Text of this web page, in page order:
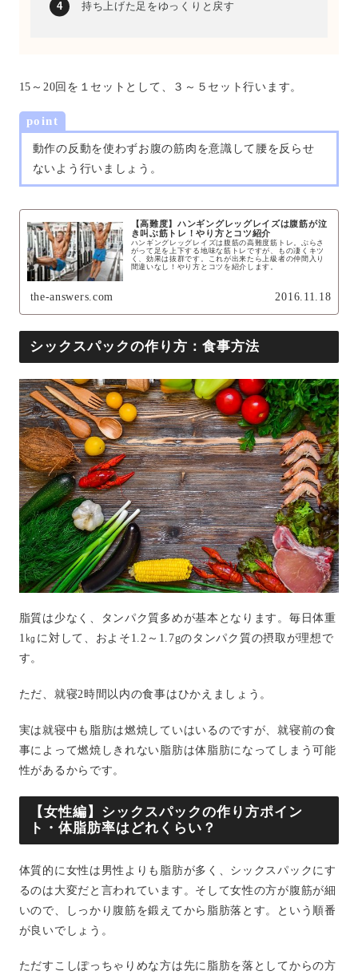
持ち上げた足をゆっくりと戻す
15～20回を１セットとして、３～５セット行います。
point
動作の反動を使わずお腹の筋肉を意識して腰を反らせ
ないよう行いましょう。
【高難度】ハンギングレッグレイズは腹筋が泣
き叫ぶ筋トレ！やり方とコツ紹介
ハンギングレッグレイズは腹筋の高難度筋トレ。ぶらさ
がって足を上下する地味な筋トレですが、もの凄くキツ
く、効果は抜群です。これが出来たら上級者の仲間入り
間違いなし！やり方とコツを紹介します。
the-answers.com 2016.11.18
シックスパックの作り方：食事方法
脂質は少なく、タンパク質多めが基本となります。毎日体重
1㎏に対して、およそ1.2～1.7gのタンパク質の摂取が理想で
す。
ただ、就寝2時間以内の食事はひかえましょう。
実は就寝中も脂肪は燃焼していはいるのですが、就寝前の食
事によって燃焼しきれない脂肪は体脂肪になってしまう可能
性があるからです。
【女性編】シックスパックの作り方ポイン
ト・体脂肪率はどれくらい？
体質的に女性は男性よりも脂肪が多く、シックスパックにす
るのは大変だと言われています。そして女性の方が腹筋が細
いので、しっかり腹筋を鍛えてから脂肪落とす。という順番
が良いでしょう。
ただすこしぽっちゃりめな方は先に脂肪を落としてからの方